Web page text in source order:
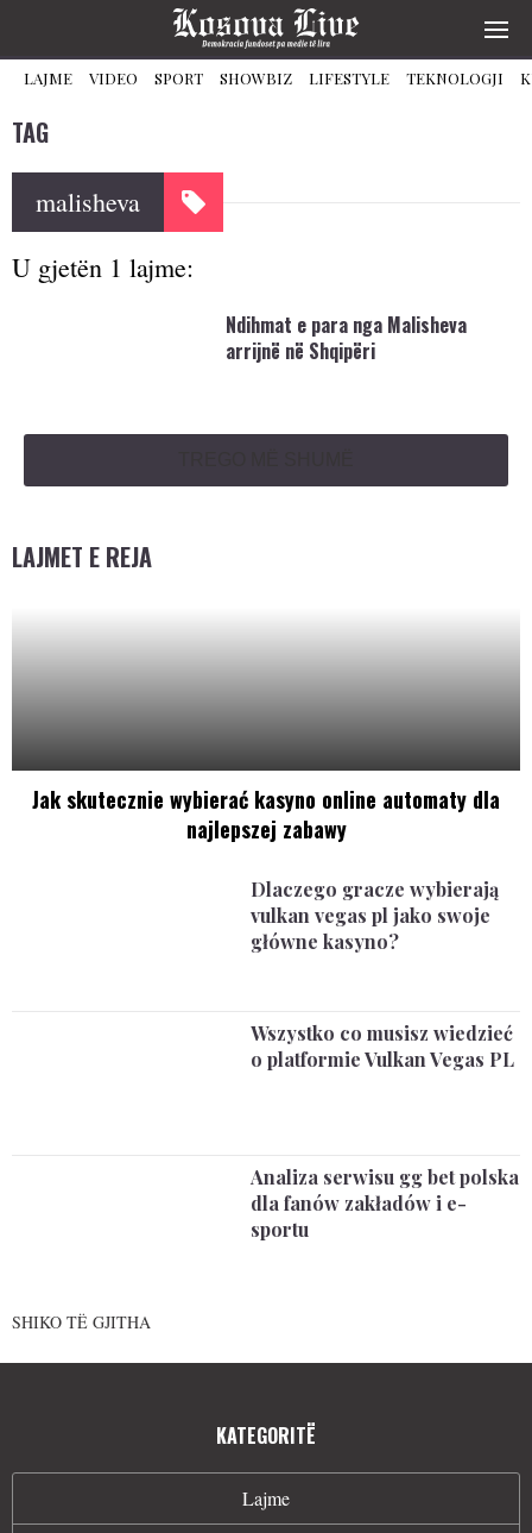
LAJME VIDEO SPORT SHOWBIZ LIFESTYLE TEKNOLOGJI
TAG
malisheva
U gjetën 1 lajme:
Ndihmat e para nga Malisheva
arrijnë në Shqipëri
LAJMET E REJA
Jak skutecznie wybierać kasyno online automaty dla
najlepszej zabawy
Dlaczego gracze wybierają
vulkan vegas pl jako swoje
główne kasyno?
Wszystko co musisz wiedzieć
o platformie Vulkan Vegas PL
Analiza serwisu gg bet polska
dla fanów zakładów i e-
sportu
SHIKO TË GJITHA
KATEGORITË
Lajme